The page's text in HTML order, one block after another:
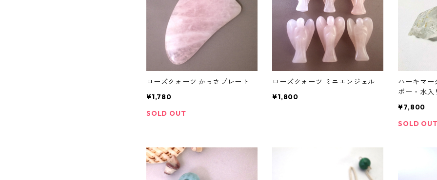
ローズクォーツ かっさプレート
¥1,780
SOLD OUT
ローズクォーツ ミニエンジェル
¥1,800
ハーキマー
ボー・水入
¥7,800
SOLD